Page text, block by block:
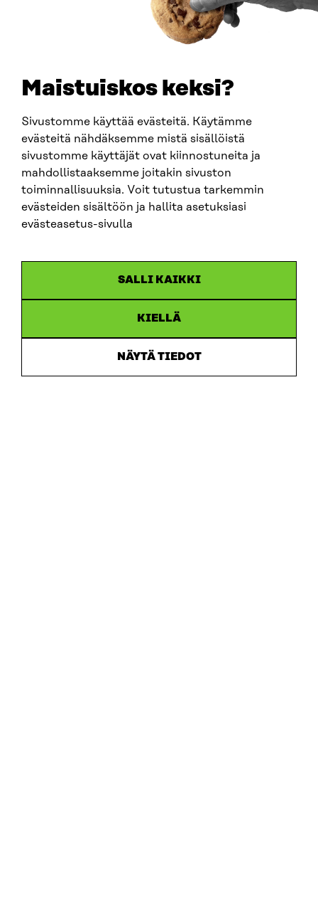
Maistuiskos keksi?
Sivustomme käyttää evästeitä. Käytämme
evästeitä nähdäksemme mistä sisällöistä
sivustomme käyttäjät ovat kiinnostuneita ja
mahdollistaaksemme joitakin sivuston
toiminnallisuuksia. Voit tutustua tarkemmin
evästeiden sisältöön ja hallita asetuksiasi
evästeasetus-sivulla
SALLI KAIKKI
KIELLÄ
NÄYTÄ TIEDOT
Katsaus toimiin ja ohjauskeinoihin metsien